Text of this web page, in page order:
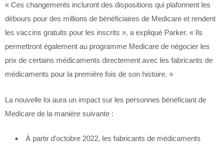
« Ces changements incluront des dispositions qui plafonnent les
débours pour des millions de bénéficiaires de Medicare et rendent
les vaccins gratuits pour les inscrits », a expliqué Parker. « Ils
permettront également au programme Medicare de négocier les
prix de certains médicaments directement avec les fabricants de
médicaments pour la première fois de son histoire. »
La nouvelle loi aura un impact sur les personnes bénéficiant de
Medicare de la manière suivante :
À partir d’octobre 2022, les fabricants de médicaments